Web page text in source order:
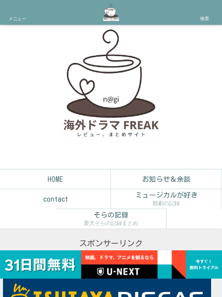
HOME お知らせ＆余談
contact
ミュージカルが好き
観劇の記録
そらの記録
愛犬そらの記録まとめ
スポンサーリンク
メニュー 検索